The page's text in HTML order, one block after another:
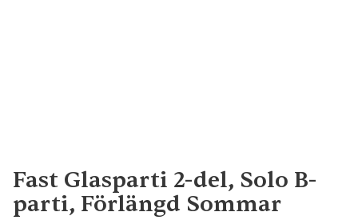
Fast Glasparti 2-del, Solo B-
parti, Förlängd Sommar